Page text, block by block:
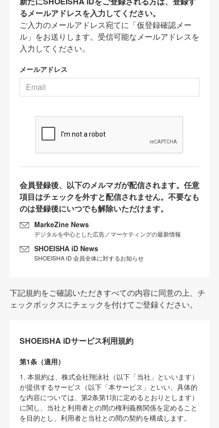
るメールアドレスを入力してください。
ご入力のメールアドレス宛てに「仮登録確認メー
ル」をお送りします。受信可能なメールアドレスを
入力してください。
メールアドレス
会員登録後、以下のメルマガが配信されます。任意
項目はチェックを外すと配信されません。不要なも
のは登録後にいつでも解除いただけます。
MarkeZine News
デジタルを中心とした広告／マーケティングの最新情報
SHOEISHA iD News
SHOEISHA iD 会員全体に対するお知らせ
下記規約をご確認いただきすべての内容に同意の上、チ
ェックボックスにチェックを付けてご登録ください。
SHOEISHA iDサービス利用規約
第1条（適用）
1. 本規約は、株式会社翔泳社（以下「当社」といいます）
が提供するサービス（以下「本サービス」といい、具体的
な内容については、第2条第1項に定めるとおりとします）
に関し、当社と利用者との間の権利義務関係を定めること
を目的とし、利用者と当社との間の契約を構成します。